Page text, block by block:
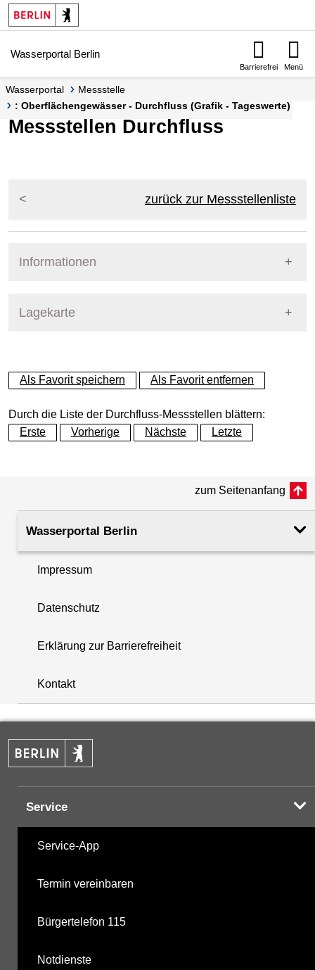
Springe zur Navigation
Springe zum Inhalt
Wasserportal Berlin
Barrierefrei Menü
Wasserportal
Messstelle
: Oberflächengewässer - Durchfluss (Grafik - Tageswerte)
Messstellen Durchfluss
zurück zur Messstellenliste
Informationen
Lagekarte
+
−
+
−
Als Favorit speichern Als Favorit entfernen
Durch die Liste der Durchfluss-Messstellen blättern:
Erste
Vorherige Nächste Letzte
zum Seitenanfang
Wasserportal Berlin
Impressum
Datenschutz
Erklärung zur Barrierefreiheit
Kontakt
Service
Service-App
Termin vereinbaren
Bürgertelefon 115
Notdienste